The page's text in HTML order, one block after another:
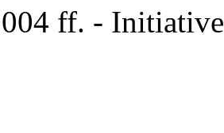
ff. -